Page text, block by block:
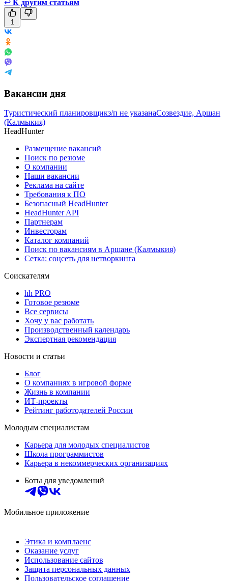
↩ К другим статьям
1
Вакансии дня
Туристический планировщикз/п не указанаСозвездие, Аршан
(Калмыкия)
HeadHunter
Размещение вакансий
Поиск по резюме
О компании
Наши вакансии
Реклама на сайте
Требования к ПО
Безопасный HeadHunter
HeadHunter API
Партнерам
Инвесторам
Каталог компаний
Поиск по вакансиям в Аршане (Калмыкия)
Сетка: соцсеть для нетворкинга
Соискателям
hh PRO
Готовое резюме
Все сервисы
Хочу у вас работать
Производственный календарь
Экспертная рекомендация
Новости и статьи
Блог
О компаниях в игровой форме
Жизнь в компании
ИТ-проекты
Рейтинг работодателей России
Молодым специалистам
Карьера для молодых специалистов
Школа программистов
Карьера в некоммерческих организациях
Боты для уведомлений
Мобильное приложение
Этика и комплаенс
Оказание услуг
Использование сайтов
Защита персональных данных
Пользовательское соглашение